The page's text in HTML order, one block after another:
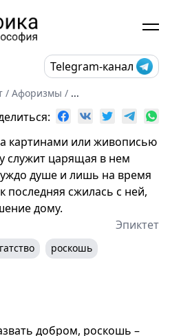
Telegram-канал
/ Афоризмы / ...
картинами или живописью
служит царящая в нем
душе и лишь на время
последняя сжилась с ней,
дому.
Эпиктет
роскошь
добром, роскошь –